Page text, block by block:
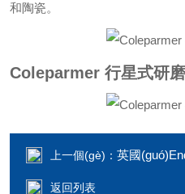
和陶瓷。
Coleparmer 行星式研
上一個(gè)： 英國
返回列表